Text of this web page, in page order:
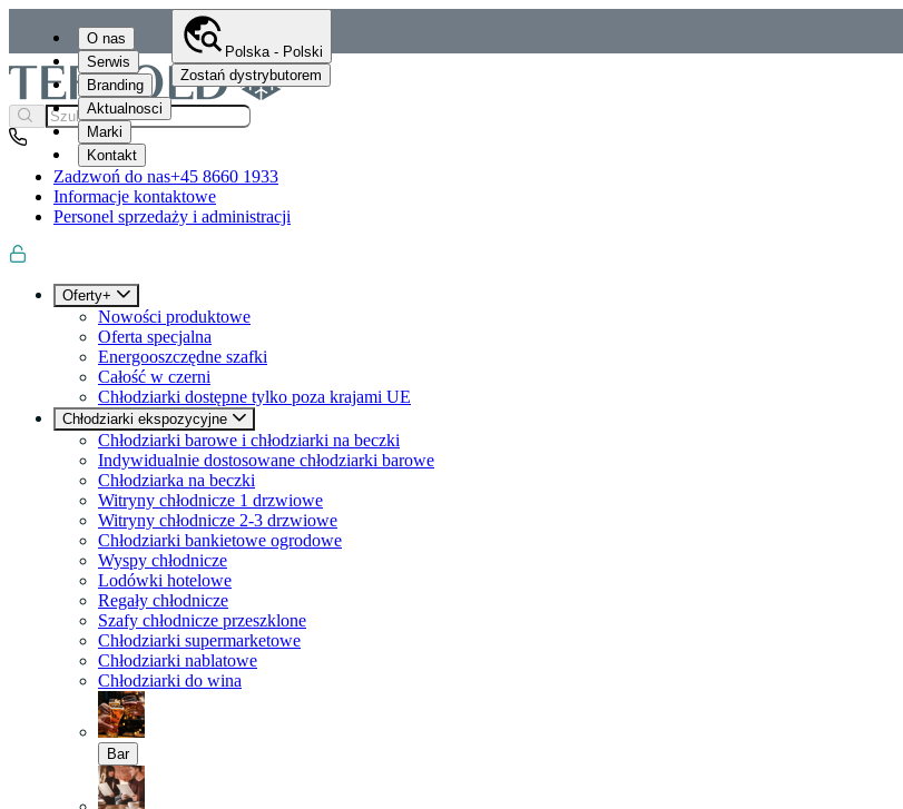
O nas
Serwis
Branding
Aktualnosci
Marki
Kontakt
Polska - Polski
Zostań dystrybutorem
Zadzwoń do nas+45 8660 1933
Informacje kontaktowe
Personel sprzedaży i administracji
Oferty+
Nowości produktowe
Oferta specjalna
Energooszczędne szafki
Całość w czerni
Chłodziarki dostępne tylko poza krajami UE
Chłodziarki ekspozycyjne
Chłodziarki barowe i chłodziarki na beczki
Indywidualnie dostosowane chłodziarki barowe
Chłodziarka na beczki
Witryny chłodnicze 1 drzwiowe
Witryny chłodnicze 2-3 drzwiowe
Chłodziarki bankietowe ogrodowe
Wyspy chłodnicze
Lodówki hotelowe
Regały chłodnicze
Szafy chłodnicze przeszklone
Chłodziarki supermarketowe
Chłodziarki nablatowe
Chłodziarki do wina
Bar